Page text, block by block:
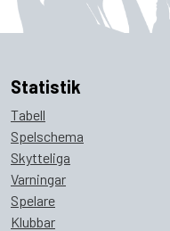
Statistik
Tabell
Spelschema
Skytteliga
Varningar
Spelare
Klubbar